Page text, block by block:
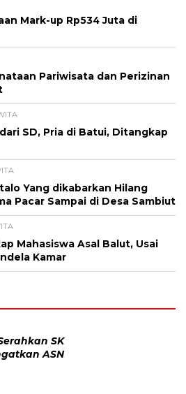
Mark-up Rp534 Juta di
Pariwisata dan Perizinan
SD, Pria di Batui, Ditangkap
Yang dikabarkan Hilang
Pacar Sampai di Desa Sambiut
Mahasiswa Asal Balut, Usai
Kamar
SK
ASN